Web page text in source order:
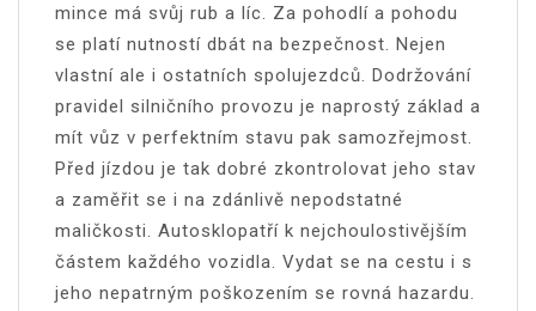
mince má svůj rub a líc. Za pohodlí a pohodu
se platí nutností dbát na bezpečnost. Nejen
vlastní ale i ostatních spolujezdců. Dodržování
pravidel silničního provozu je naprostý základ a
mít vůz v perfektním stavu pak samozřejmost.
Před jízdou je tak dobré zkontrolovat jeho stav
a zaměřit se i na zdánlivě nepodstatné
maličkosti. Autosklopatří k nejchoulostivějším
částem každého vozidla. Vydat se na cestu i s
jeho nepatrným poškozením se rovná hazardu.